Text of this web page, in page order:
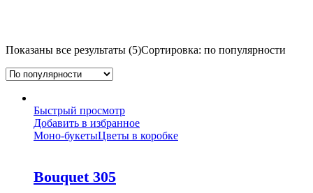
Показаны все результаты (5)Сортировка: по популярности
Быстрый просмотр
Добавить в избранное
Моно-букетыЦветы в коробке
Bouquet 305